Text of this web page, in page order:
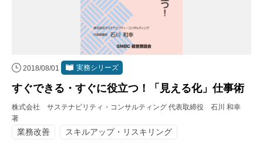
2018/08/01 実務シリーズ
すぐできる・すぐに役立つ！「見える化」仕事術
株式会社 サステナビリティ・コンサルティング 代表取締役 石川 和幸
著
業務改善 スキルアップ・リスキリング